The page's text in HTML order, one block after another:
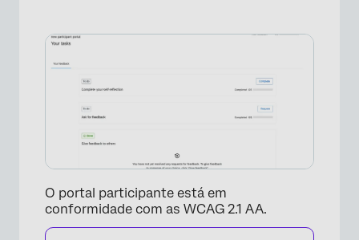
O portal participante está em
conformidade com as WCAG 2.1 AA.